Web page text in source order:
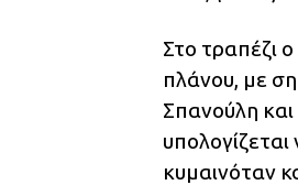
Στο τραπέζι
πλάνου, με
Σπανούλη και
κυμαινόταν